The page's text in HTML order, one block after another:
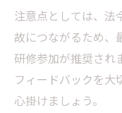
注意点としては、法
故につながるため、
研修参加が推奨され
フィードバックを大
心掛けましょう。